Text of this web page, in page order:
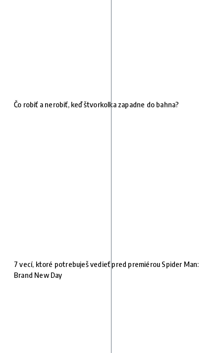
Čo robiť a nerobiť, keď štvorkolka zapadne do bahna?
7 vecí, ktoré potrebuješ vedieť pred premiérou Spider Man:
Brand New Day